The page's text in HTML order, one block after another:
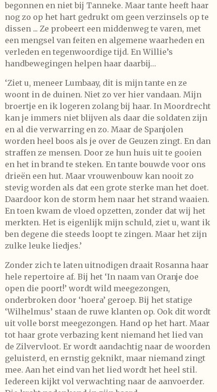
begonnen en niet bij Tanneke. Maar tante heeft haar
nog zo op het hart gedrukt om geen verzinsels op te
dissen ... Ze probeert een middenweg te varen, met
een mengsel van feiten en algemene waarheden en
verleden en tegenwoordige tijd. En Willie’s
handbewegingen helpen haar daarbij…
‘Ziet u, meneer Lumbaay, dit is mijn tante en ze
woont in de duinen. Niet zo ver hier vandaan. Mijn
broertje en ik logeren zolang bij haar. In Moordrecht
kan je immers niet blijven als daar die soldaten zijn
en al die verwarring en zo. Maar de Spanjolen
worden heel boos als je over de Geuzen zingt. En dan
straffen ze mensen. Door ze hun huis uit te gooien
en het in brand te steken. En tante bouwde voor ons
drieën een hut. Maar vrouwenbouw kan nooit zo
stevig worden als dat een grote sterke man het doet.
Daardoor kon de storm hem naar het strand waaien.
En toen kwam de vloed opzetten, zonder dat wij het
merkten. Het is eigenlijk mijn schuld, ziet u, want ik
ben degene die steeds loopt te zingen. Maar het zijn
zulke leuke liedjes.’
Zonder zich te laten uitnodigen draait Rosanna haar
hele repertoire af. Bij het ‘In naam van Oranje doe
open die poort!’ wordt wild meegezongen,
onderbroken door ‘hoera’ geroep. Bij het statige
‘Wilhelmus’ staan de ruwe klanten op. Ook dit wordt
uit volle borst meegezongen. Hand op het hart. Maar
tot haar grote verbazing kent niemand het lied van
de Zilvervloot. Er wordt aandachtig naar de woorden
geluisterd, en ernstig geknikt, maar niemand zingt
mee. Aan het eind van het lied wordt het heel stil.
Iedereen kijkt vol verwachting naar de aanvoerder.